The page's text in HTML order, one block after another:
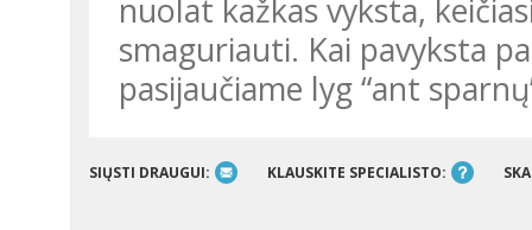
nuolat kažkas vyksta,
smaguriauti. Kai pavyksta
pasijaučiame lyg “ant
SIŲSTI DRAUGUI: KLAUSKITE SPECIALISTO: